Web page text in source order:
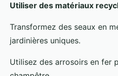
Utiliser des matériaux
Transformez des seaux en
jardinières uniques.
Utilisez des arrosoirs en fer